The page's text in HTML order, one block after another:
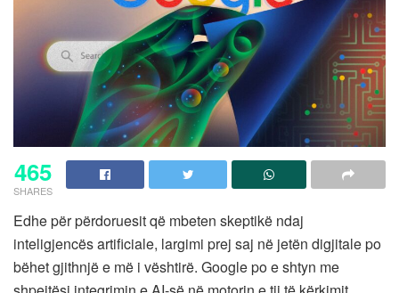
465
SHARES
Edhe për përdoruesit që mbeten skeptikë ndaj
inteligjencës artificiale, largimi prej saj në jetën digjitale po
bëhet gjithnjë e më i vështirë. Google po e shtyn me